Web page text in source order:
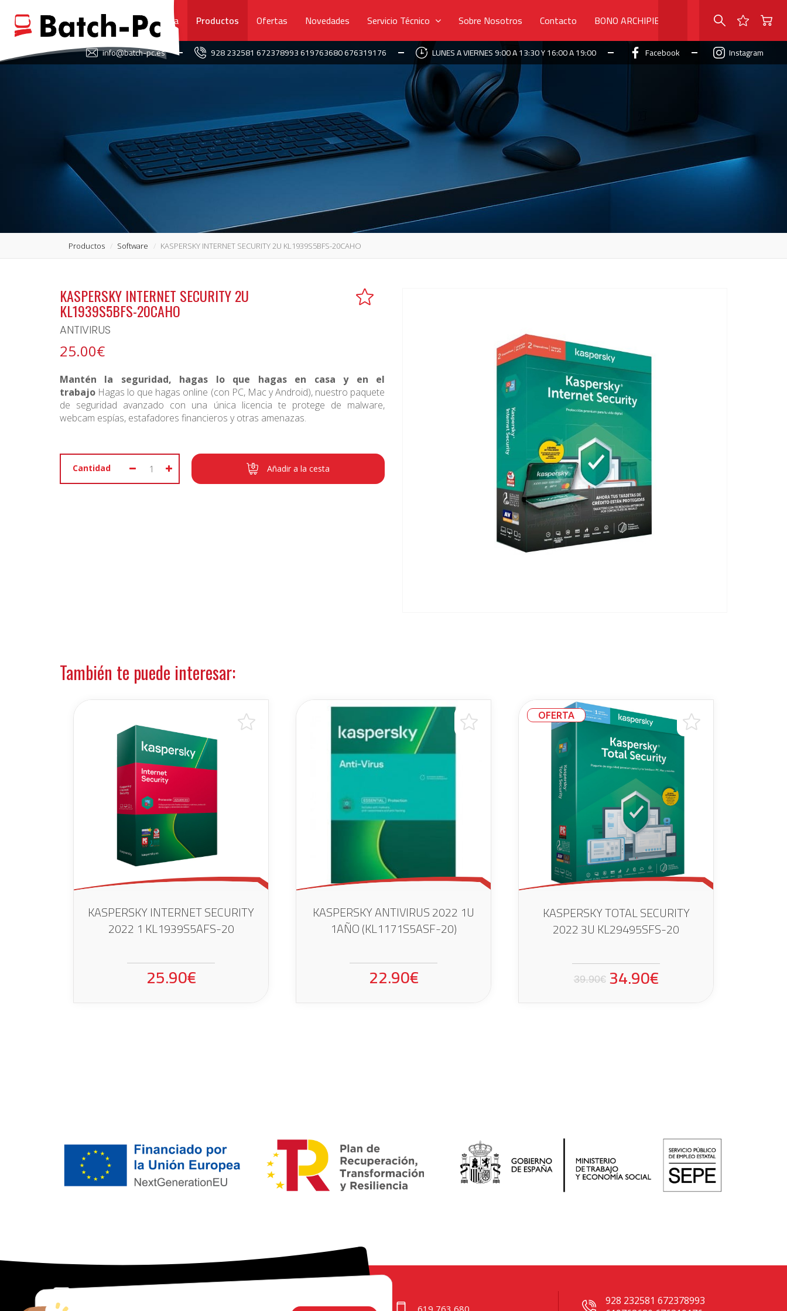
Portada Productos Ofertas Novedades Servicio Técnico Sobre Nosotros Contacto BONO ARCHIPIELAGO
info@batch-pc.es 928 232581 672378993 619763680 676319176 LUNES A VIERNES 9:00 A 13:30 Y 16:00 A 19:00 Facebook Instagram
Productos Software KASPERSKY INTERNET SECURITY 2U KL1939S5BFS-20CAHO
KASPERSKY INTERNET SECURITY 2U
KL1939S5BFS-20CAHO
ANTIVIRUS
25.00€
Mantén la seguridad, hagas lo que hagas en casa y en el
trabajo Hagas lo que hagas online (con PC, Mac y Android), nuestro paquete
de seguridad avanzado con una única licencia te protege de malware,
webcam espías, estafadores financieros y otras amenazas.
Cantidad Añadir a la cesta
También te puede interesar:
KASPERSKY INTERNET SECURITY
2022 1 KL1939S5AFS-20
25.90€
KASPERSKY ANTIVIRUS 2022 1U
1AÑO (KL1171S5ASF-20)
22.90€
OFERTA
KASPERSKY TOTAL SECURITY
2022 3U KL29495SFS-20
39.90€ 34.90€
619 763 680
928 232581 672378993
FAVORITOS